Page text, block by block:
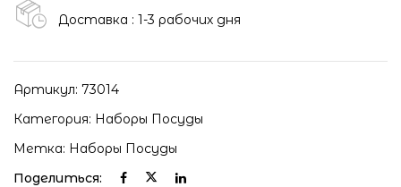
Доставка : 1-3 рабочих дня
Артикул: 73014
Категория: Наборы Посуды
Метка: Наборы Посуды
Поделиться: